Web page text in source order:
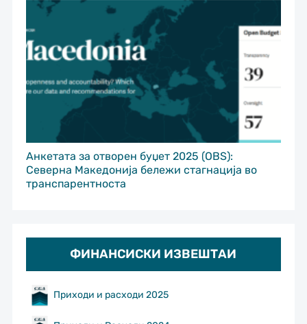
Анкетата за отворен буџет 2025 (OBS):
Северна Македонија бележи стагнација во
транспарентноста
ФИНАНСИСКИ ИЗВЕШТАИ
Приходи и расходи 2025